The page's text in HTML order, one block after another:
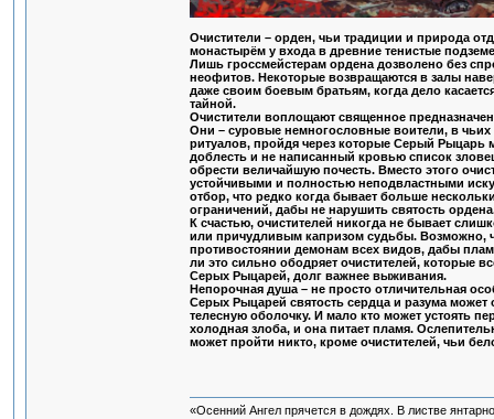
Очистители – орден, чьи традиции и природа
монастырём у входа в древние тенистые
Лишь гроссмейстерам ордена дозволено без
неофитов. Некоторые возвращаются в залы
даже своим боевым братьям, когда дело
тайной.
Очистители воплощают священное
Они – суровые немногословные воители, в
ритуалов, пройдя через которые Серый Рыцарь
доблесть и не написанный кровью список
обрести величайшую почесть. Вместо этого
устойчивыми и полностью неподвластными
отбор, что редко когда бывает больше
ограничений, дабы не нарушить святость
К счастью, очистителей никогда не бывает
или причудливым капризом судьбы. Возможно,
противостоянии демонам всех видов, дабы
ли это сильно ободряет очистителей, которые
Серых Рыцарей, долг важнее выживания.
Непорочная душа – не просто отличительная
Серых Рыцарей святость сердца и разума может
телесную оболочку. И мало кто может устоять
холодная злоба, и она питает пламя.
может пройти никто, кроме очистителей, чьи
«Осенний Ангел прячется в дождях. В листве